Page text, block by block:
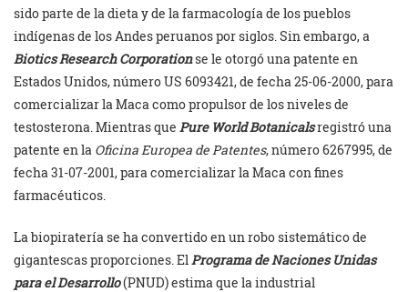
sido parte de la dieta y de la farmacología de los pueblos
indígenas de los Andes peruanos por siglos. Sin embargo, a
Biotics Research Corporationse le otorgó una patente en
Estados Unidos, número US 6093421, de fecha 25-06-2000, para
comercializar la Maca como propulsor de los niveles de
testosterona. Mientras que Pure World Botanicalsregistró una
patente en la Oficina Europea de Patentes, número 6267995, de
fecha 31-07-2001, para comercializar la Maca con fines
farmacéuticos.
La biopiratería se ha convertido en un robo sistemático de
gigantescas proporciones. ElPrograma de Naciones Unidas
para el Desarrollo(PNUD) estima que la industrial